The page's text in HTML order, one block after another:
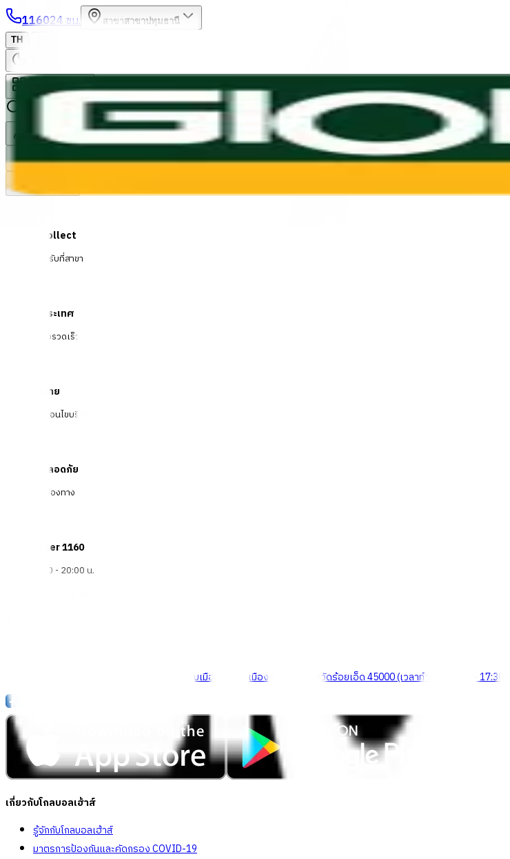
116024 ชม. สาขาสาขาปทุมธานี
TH
หมวดหมู่สินค้า
ค้นหา
บัญชีของฉัน
Previous slide
Click & Collect
สั่งออนไลน์ รับที่สาขา
จัดส่งทั่วประเทศ
บริการจัดส่งรวดเร็ว
คืนสินค้าง่าย
คืนได้ตามเงื่อนไขบริษัท
ชำระเงินปลอดภัย
หลากหลายช่องทาง
Call Center 1160
ทุกวัน 08:00 - 20:00 น.
สำนักงานใหญ่: 232 หมู่ที่ 19 ตำบลรอบเมือง อำเภอเมืองร้อยเอ็ด จังหวัดร้อยเอ็ด 45000 (เวลาทำการ 08:30 - 17:30 น.)
เกี่ยวกับโกลบอลเฮ้าส์
รู้จักกับโกลบอลเฮ้าส์
มาตรการป้องกันและคัดกรอง COVID-19